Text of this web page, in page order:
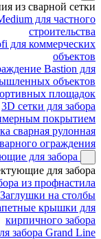
из сварной сетки
для частного
строительства
для коммерческих
объектов
Bastion для
объектов
площадок
3D сетки для забора
покрытием
сварная рулонная
ограждения
для забора
для забора
из профнастила
Заглушки на столбы
крышки для
кирпичного забора
забора Grand Line